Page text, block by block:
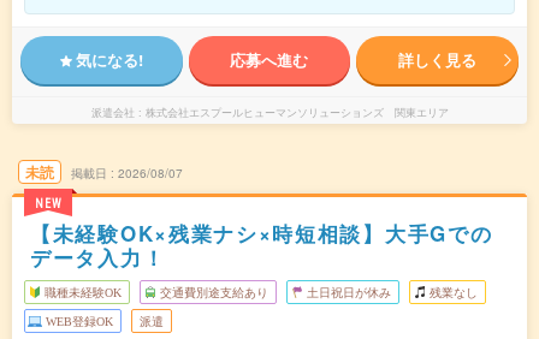
気になる! 応募へ進む 詳しく見る
派遣会社 株式会社エスプールヒューマンソリューションズ 関東エリア
未読
NEW
掲載日 2026/08/07
【未経験OK×残業ナシ×時短相談】大手Gでの
データ入力！
職種未経験OK 交通費別途支給あり 土日祝日が休み 残業なし
WEB登録OK 派遣